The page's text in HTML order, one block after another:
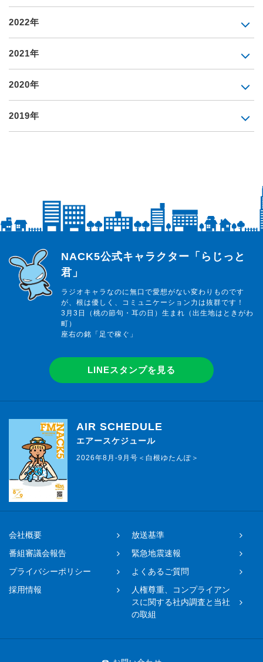
2022年
2021年
2020年
2019年
らじっと君
NACK5公式キャラクター「らじっと
君」
ラジオキャラなのに無口で愛想がない変わりものです
が、根は優しく、コミュニケーション力は抜群です！
3月3日（桃の節句・耳の日）生まれ（出生地はときがわ
町）
座右の銘「足で稼ぐ」
LINEスタンプを見る
AIR SCHEDULE
エアースケジュール
2026年8月-9月号＜白根ゆたんぽ＞
会社概要
放送基準
番組審議会報告
緊急地震速報
プライバシーポリシー
よくあるご質問
採用情報
人権尊重、コンプライアン
スに関する社内調査と当社
の取組